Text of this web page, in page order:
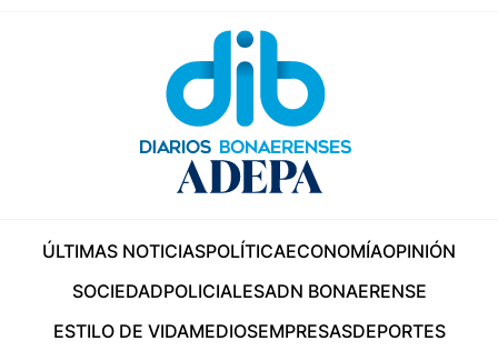
ÚLTIMAS NOTICIASPOLÍTICAECONOMÍAOPINIÓN
SOCIEDADPOLICIALESADN BONAERENSE
ESTILO DE VIDAMEDIOSEMPRESASDEPORTES